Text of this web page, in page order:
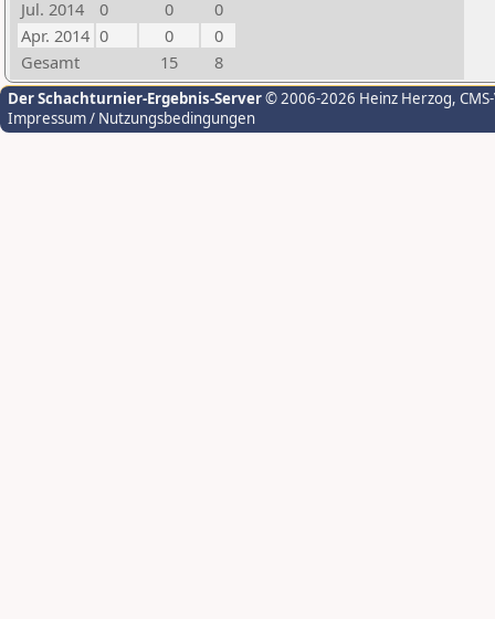
Jul. 2014 0 0
0
Apr. 2014 0 0
0
Gesamt
15 8
Der Schachturnier-Ergebnis-Server© 2006-2026 Heinz Herzog,
Impressum / Nutzungsbedingungen